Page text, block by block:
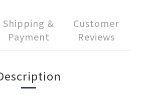
Shipping &
Payment
Customer
Reviews